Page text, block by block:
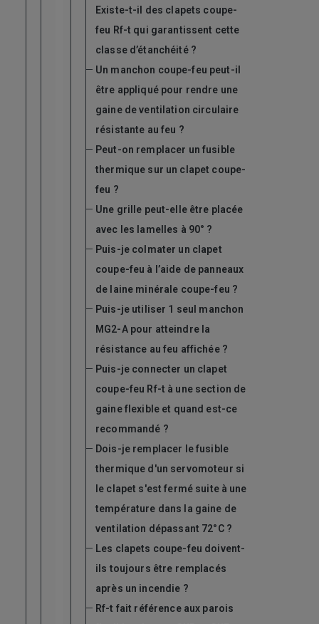
Existe-t-il des clapets coupe-
feu Rf-t qui garantissent cette
classe d’étanchéité ?
Un manchon coupe-feu peut-il
être appliqué pour rendre une
gaine de ventilation circulaire
résistante au feu ?
Peut-on remplacer un fusible
thermique sur un clapet coupe-
feu ?
Une grille peut-elle être placée
avec les lamelles à 90° ?
Puis-je colmater un clapet
coupe-feu à l’aide de panneaux
de laine minérale coupe-feu ?
Puis-je utiliser 1 seul manchon
MG2-A pour atteindre la
résistance au feu affichée ?
Puis-je connecter un clapet
coupe-feu Rf-t à une section de
gaine flexible et quand est-ce
recommandé ?
Dois-je remplacer le fusible
thermique d'un servomoteur si
le clapet s'est fermé suite à une
température dans la gaine de
ventilation dépassant 72°C ?
Les clapets coupe-feu doivent-
ils toujours être remplacés
après un incendie ?
Rf-t fait référence aux parois